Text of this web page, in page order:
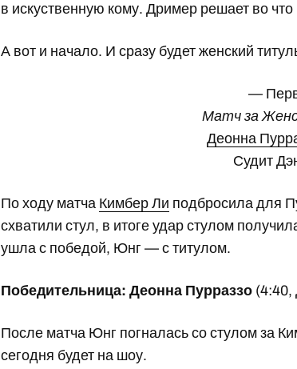
в искуственную кому. Дример решает во
А вот и начало. И сразу будет женский
—
Матч за
Деонна
Судит
По ходу матча Кимбер Ли подбросила для
схватили стул, в итоге удар стулом
ушла с победой, Юнг — с титулом.
Победительница: Деонна Пурраззо (4:40,
После матча Юнг погналась со стулом за
сегодня будет на шоу.